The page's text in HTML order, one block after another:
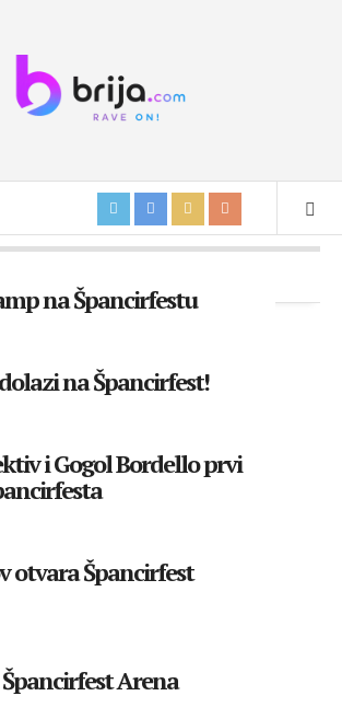
na Špancirfestu
na Špancirfest!
i Gogol Bordello prvi
otvara Špancirfest
Arena